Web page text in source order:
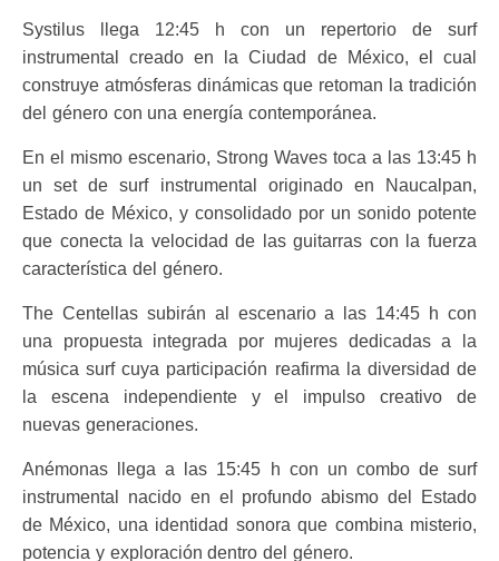
Systilus llega 12:45 h con un repertorio de surf
instrumental creado en la Ciudad de México, el cual
construye atmósferas dinámicas que retoman la tradición
del género con una energía contemporánea.
En el mismo escenario, Strong Waves toca a las 13:45 h
un set de surf instrumental originado en Naucalpan,
Estado de México, y consolidado por un sonido potente
que conecta la velocidad de las guitarras con la fuerza
característica del género.
The Centellas subirán al escenario a las 14:45 h con
una propuesta integrada por mujeres dedicadas a la
música surf cuya participación reafirma la diversidad de
la escena independiente y el impulso creativo de
nuevas generaciones.
Anémonas llega a las 15:45 h con un combo de surf
instrumental nacido en el profundo abismo del Estado
de México, una identidad sonora que combina misterio,
potencia y exploración dentro del género.